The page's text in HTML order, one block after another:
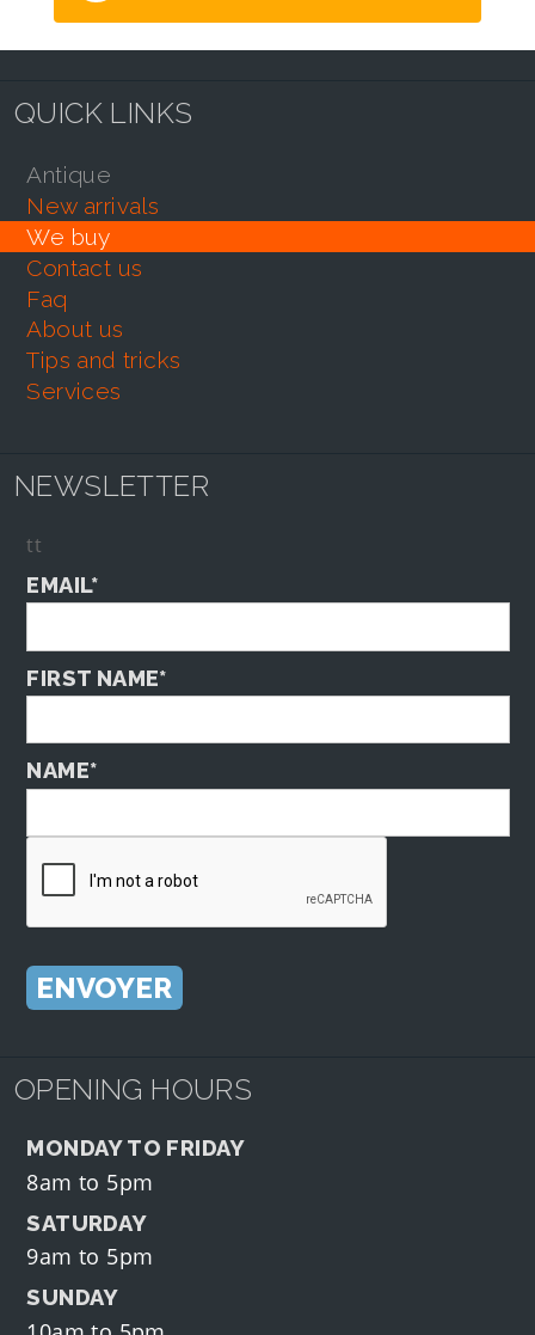
QUICK LINKS
antique
new arrivals
we buy
contact us
faq
about us
tips and tricks
services
NEWSLETTER
tt
EMAIL*
FIRST NAME*
NAME*
OPENING HOURS
MONDAY TO FRIDAY
8am to 5pm
SATURDAY
9am to 5pm
SUNDAY